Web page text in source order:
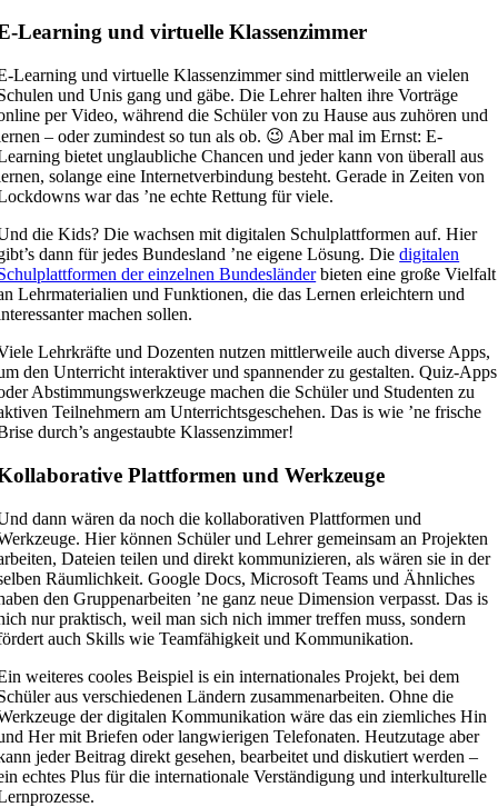
Learning und virtuelle Klassenzimmer
Learning und virtuelle Klassenzimmer sind mittlerweile an vielen
und Unis gang und gäbe. Die Lehrer halten ihre Vorträge
per Video, während die Schüler von zu Hause aus zuhören und
– oder zumindest so tun als ob. 😉 Aber mal im Ernst: E-
bietet unglaubliche Chancen und jeder kann von überall aus
solange eine Internetverbindung besteht. Gerade in Zeiten von
war das ’ne echte Rettung für viele.
die Kids? Die wachsen mit digitalen Schulplattformen auf. Hier
dann für jedes Bundesland ’ne eigene Lösung. Diedigitalen
der einzelnen Bundesländerbieten eine große Vielfalt
Lehrmaterialien und Funktionen, die das Lernen erleichtern und
machen sollen.
Lehrkräfte und Dozenten nutzen mittlerweile auch diverse Apps,
den Unterricht interaktiver und spannender zu gestalten. Quiz-Apps
Abstimmungswerkzeuge machen die Schüler und Studenten zu
Teilnehmern am Unterrichtsgeschehen. Das is wie ’ne frische
durch’s angestaubte Klassenzimmer!
Plattformen und Werkzeuge
dann wären da noch die kollaborativen Plattformen und
Hier können Schüler und Lehrer gemeinsam an Projekten
Dateien teilen und direkt kommunizieren, als wären sie in der
Räumlichkeit. Google Docs, Microsoft Teams und Ähnliches
den Gruppenarbeiten ’ne ganz neue Dimension verpasst. Das is
nur praktisch, weil man sich nich immer treffen muss, sondern
auch Skills wie Teamfähigkeit und Kommunikation.
weiteres cooles Beispiel is ein internationales Projekt, bei dem
aus verschiedenen Ländern zusammenarbeiten. Ohne die
der digitalen Kommunikation wäre das ein ziemliches Hin
Her mit Briefen oder langwierigen Telefonaten. Heutzutage aber
jeder Beitrag direkt gesehen, bearbeitet und diskutiert werden –
echtes Plus für die internationale Verständigung und interkulturelle